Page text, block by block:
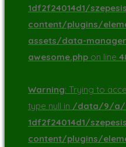
1df2f24014d1/
content/plugins/
assets/data-
awesome.php on line
Warning: Trying to
type null in /data/9/a/
1df2f24014d1/
content/plugins/